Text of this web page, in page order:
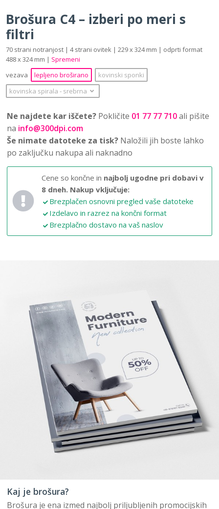
Brošura C4 – izberi po meri s
filtri
70 strani notranjost | 4 strani ovitek | 229 x 324 mm | odprti format
488 x 324 mm | Spremeni
vezava
lepljeno broširano
kovinski sponki
kovinska spirala ‐ srebrna
Ne najdete kar iščete? Pokličite 01 77 77 710ali pišite
na info@300dpi.com
Še nimate datoteke za tisk? Naložili jih boste lahko
po zaključku nakupa ali naknadno
Cene so končne in najbolj ugodne pri dobavi v
8 dneh. Nakup vključuje:
Brezplačen osnovni pregled vaše datoteke
Izdelavo in razrez na končni format
Brezplačno dostavo na vaš naslov
Kaj je brošura?
Brošura je ena izmed najbolj priljubljenih promocijskih